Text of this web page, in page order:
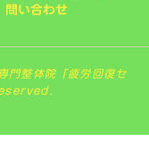
問い合わせ
整体院「疲労回復セ